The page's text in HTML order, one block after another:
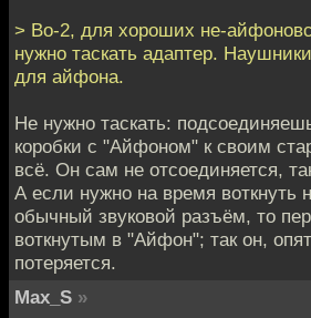
> Во-2, для хороших не-
нужно таскать адаптер.
для айфона.
Не нужно таскать:
коробки с "Айфоном" к своим
всё. Он сам не отсоединяется,
А если нужно на время воткнуть
обычный звуковой разъём, то
воткнутым в "Айфон"; так он,
потеряется.
Max_S »